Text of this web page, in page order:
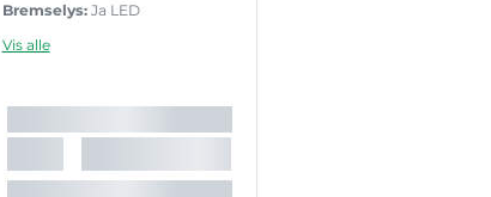
Bremselys: Ja LED
Reflekstrekant:
Slingrelygte: Nej
Tågelys: Nej
Kabel: 500mm kabel
Vis alle